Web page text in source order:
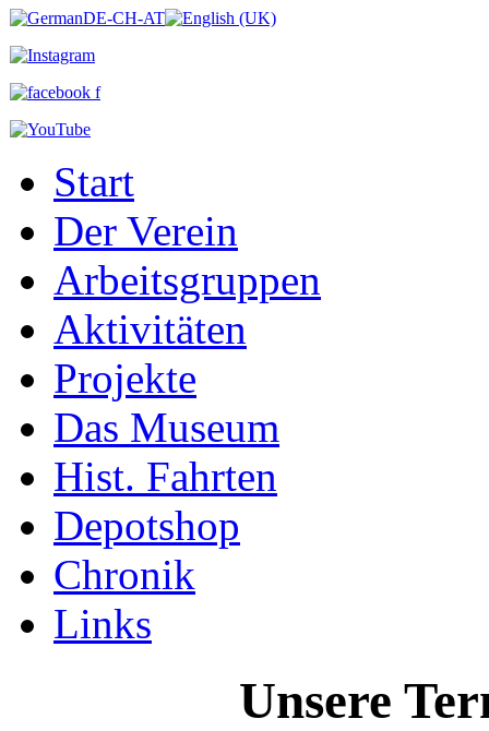
Start
Der Verein
Arbeitsgruppen
Aktivitäten
Projekte
Das Museum
Hist. Fahrten
Depotshop
Chronik
Links
Unsere